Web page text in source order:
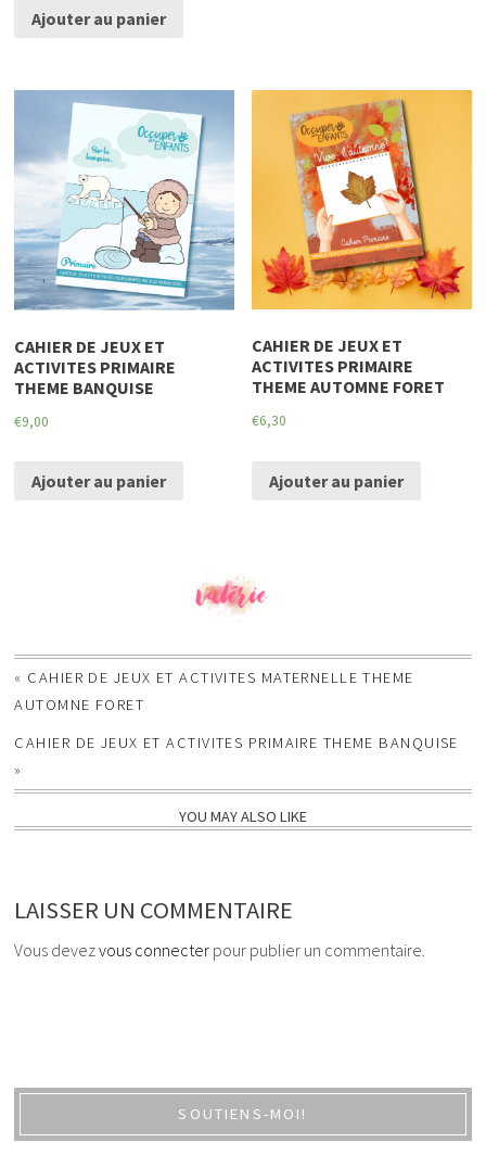
Ajouter au panier
CAHIER DE JEUX ET
ACTIVITES PRIMAIRE
THEME BANQUISE
€9,00
Ajouter au panier
CAHIER DE JEUX ET
ACTIVITES PRIMAIRE
THEME AUTOMNE FORET
€6,30
Ajouter au panier
« CAHIER DE JEUX ET ACTIVITES MATERNELLE THEME
AUTOMNE FORET
CAHIER DE JEUX ET ACTIVITES PRIMAIRE THEME BANQUISE
»
YOU MAY ALSO LIKE
LAISSER UN COMMENTAIRE
Vous devezvous connecter pour publier un commentaire.
SOUTIENS-MOI!